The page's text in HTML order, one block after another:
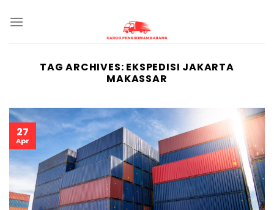
TAG ARCHIVES: EKSPEDISI JAKARTA
MAKASSAR
27
Apr